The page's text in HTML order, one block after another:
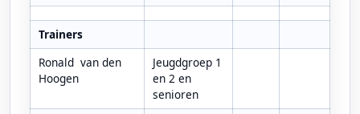
Trainers
Ronald van den
Hoogen
Jeugdgroep 1
en 2 en
senioren